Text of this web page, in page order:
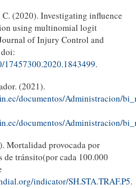
(2020). Investigating influence
using multinomial logit
of Injury Control and
.
(2021).
documentos/Administracion/
documentos/Administracion/
Mortalidad provocada por
de tránsito(por cada 100.000
indicator/SH.STA.TRAF.P5.